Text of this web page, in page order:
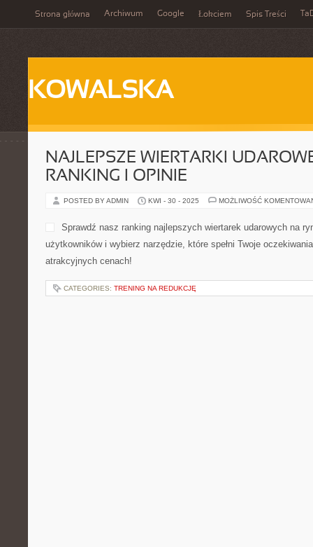
Strona główna Archiwum Google Łokciem Spis Treści
KOWALSKA
NAJLEPSZE WIERTARKI
RANKING I OPINIE
POSTED BY ADMIN KWI - 30 - 2025 MOŻLIWOŚĆ
Sprawdź nasz ranking najlepszych wiertarek udarowych na
użytkowników i wybierz narzędzie, które spełni Twoje
atrakcyjnych cenach!
CATEGORIES: TRENING NA REDUKCJĘ